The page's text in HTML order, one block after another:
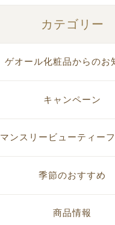
カテゴリー
ゲオール化粧品からのお
キャンペーン
マンスリービューティー
季節のおすすめ
商品情報